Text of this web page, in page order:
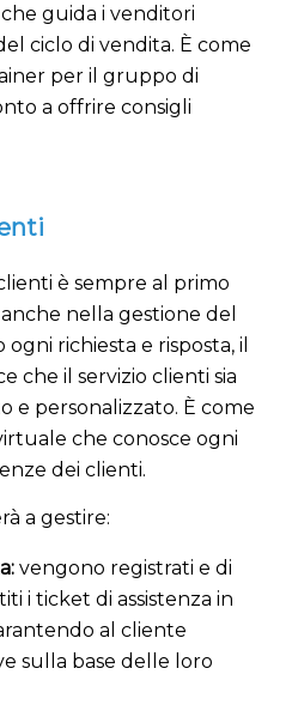
guida i venditori
ciclo di vendita. È come
per il gruppo di
a offrire consigli
è sempre al primo
nella gestione del
richiesta e risposta, il
che il servizio clienti sia
e personalizzato. È come
che conosce ogni
dei clienti.
a gestire:
vengono registrati e di
i ticket di assistenza in
al cliente
sulla base delle loro